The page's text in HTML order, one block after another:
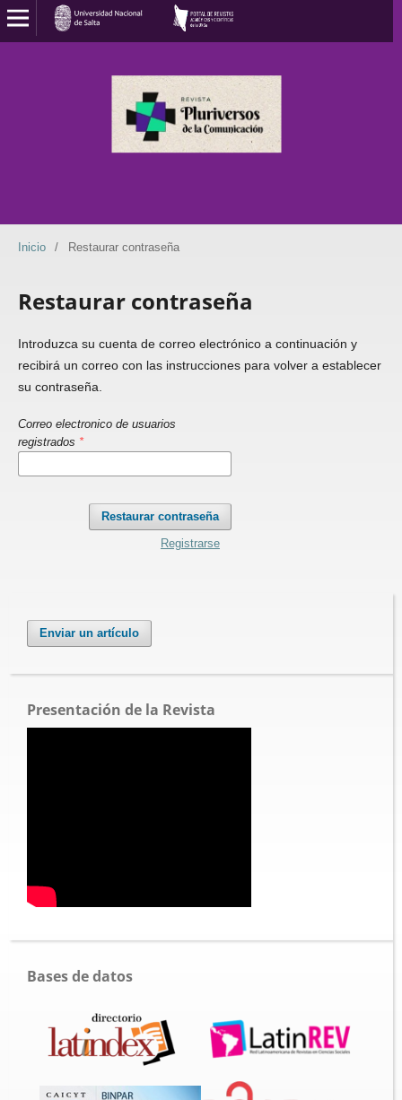
Inicio / Restaurar contraseña
Restaurar contraseña
Introduzca su cuenta de correo electrónico a continuación y
recibirá un correo con las instrucciones para volver a establecer
su contraseña.
Correo electronico de usuarios
registrados *
Restaurar contraseña
Registrarse
Enviar un artículo
Presentación de la Revista
Bases de datos